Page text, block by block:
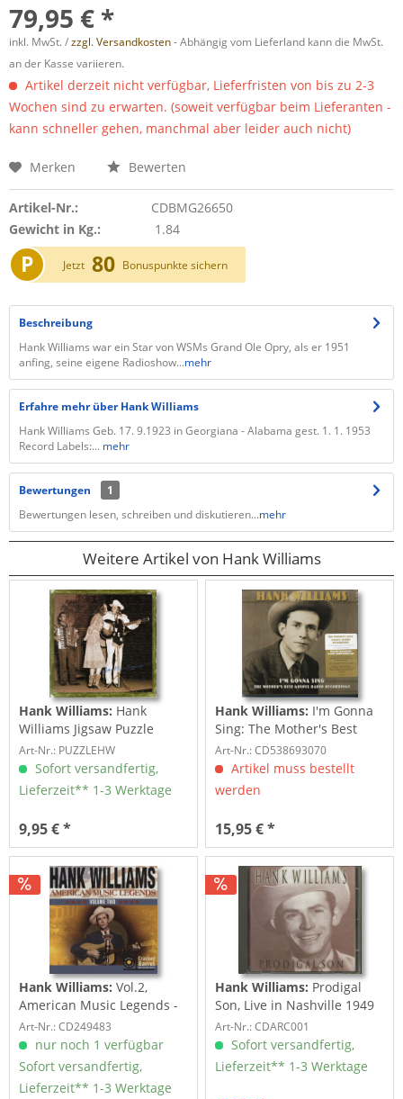
79,95 € *
inkl. MwSt. /zzgl. Versandkosten- Abhängig vom Lieferland kann die MwSt.
an der Kasse variieren.
Artikel derzeit nicht verfügbar, Lieferfristen von bis zu 2-3
Wochen sind zu erwarten. (soweit verfügbar beim Lieferanten -
kann schneller gehen, manchmal aber leider auch nicht)
Merken Bewerten
Artikel-Nr.:
CDBMG26650
Gewicht in Kg.:
1.84
P Jetzt 80 Bonuspunkte sichern
Beschreibung
Hank Williams war ein Star von WSMs Grand Ole Opry, als er 1951
anfing, seine eigene Radioshow...mehr
Erfahre mehr über Hank Williams
Hank Williams Geb. 17. 9.1923 in Georgiana - Alabama gest. 1. 1. 1953
Record Labels:... mehr
Bewertungen
1
Bewertungen lesen, schreiben und diskutieren...mehr
Weitere Artikel von Hank Williams
Hank Williams: Hank
Williams Jigsaw Puzzle
(30x30 cm)
Art-Nr.: PUZZLEHW
Sofort versandfertig,
Lieferzeit** 1-3 Werktage
9,95 € *
Hank Williams: I'm Gonna
Sing: The Mother's Best
Gospel Radio...
Art-Nr.: CD538693070
Artikel muss bestellt
werden
15,95 € *
Hank Williams: Vol.2,
American Music Legends -
Cracker Barrel...
Art-Nr.: CD249483
nur noch 1 verfügbar
Sofort versandfertig,
Lieferzeit** 1-3 Werktage
Hank Williams: Prodigal
Son, Live in Nashville 1949
(CD)
Art-Nr.: CDARC001
Sofort versandfertig,
Lieferzeit** 1-3 Werktage